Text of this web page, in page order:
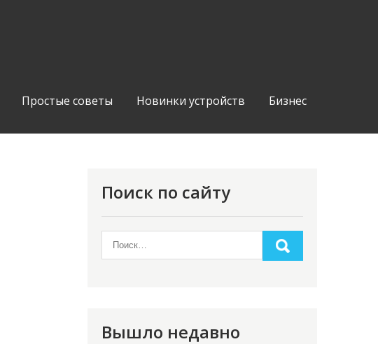
Простые советы Новинки устройств Бизнес
Поиск по сайту
Вышло недавно